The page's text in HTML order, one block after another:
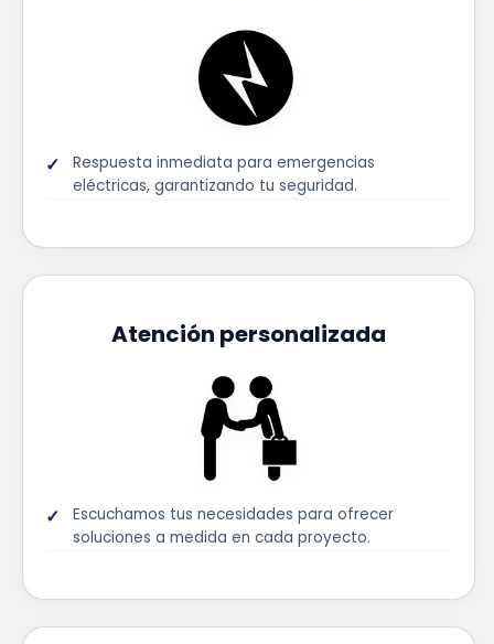
Respuesta inmediata para emergencias
eléctricas, garantizando tu seguridad.
Atención personalizada
Escuchamos tus necesidades para ofrecer
soluciones a medida en cada proyecto.